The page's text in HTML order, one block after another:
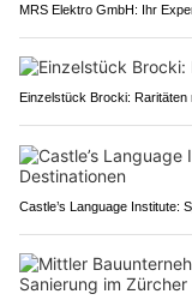
MRS Elektro GmbH: Ihr
Einzelstück Brocki:
Castle’s Language Institute: